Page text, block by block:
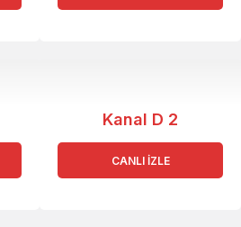
Kanal D 2
CANLI İZLE